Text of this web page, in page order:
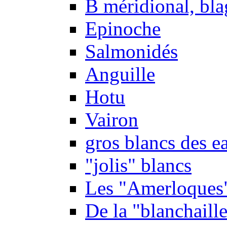
B méridional,
Epinoche
Salmonidés
Anguille
Hotu
Vairon
gros blancs des
"jolis" blancs
Les
De la